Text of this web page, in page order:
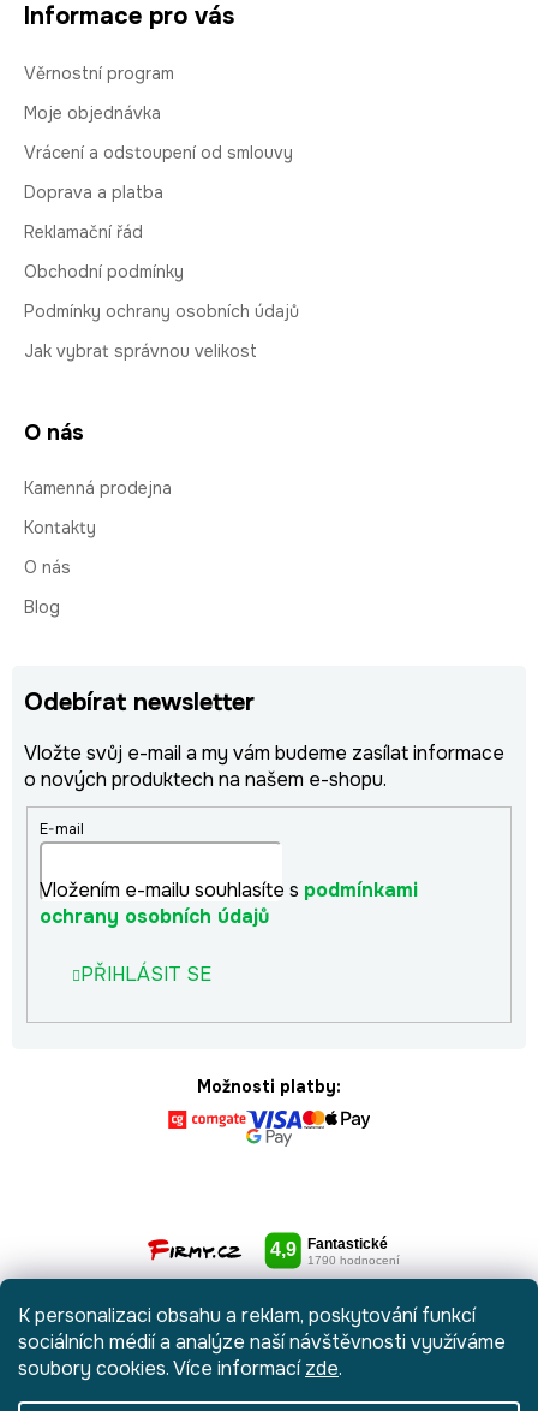
K personalizaci obsahu a reklam, poskytování funkcí
sociálních médií a analýze naší návštěvnosti využíváme
soubory cookies. Více informacízde.
Informace pro vás
Věrnostní program
Moje objednávka
Vrácení a odstoupení od smlouvy
Doprava a platba
Reklamační řád
Obchodní podmínky
Podmínky ochrany osobních údajů
Jak vybrat správnou velikost
O nás
Kamenná prodejna
Kontakty
O nás
Blog
Odebírat newsletter
Vložte svůj e-mail a my vám budeme zasílat informace
o nových produktech na našem e-shopu.
E-mail
Vložením e-mailu souhlasíte s podmínkami
ochrany osobních údajů
PŘIHLÁSIT SE
Možnosti platby: